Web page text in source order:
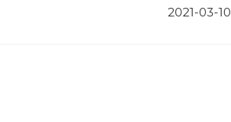
2021-03-10